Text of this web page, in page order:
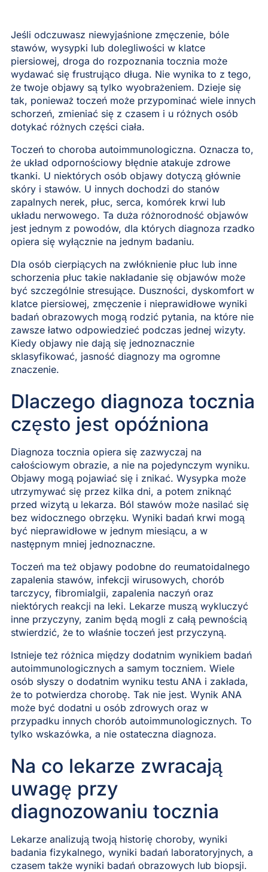
Jeśli odczuwasz niewyjaśnione zmęczenie, bóle
stawów, wysypki lub dolegliwości w klatce
piersiowej, droga do rozpoznania tocznia może
wydawać się frustrująco długa. Nie wynika to z tego,
że twoje objawy są tylko wyobrażeniem. Dzieje się
tak, ponieważ toczeń może przypominać wiele innych
schorzeń, zmieniać się z czasem i u różnych osób
dotykać różnych części ciała.
Toczeń to choroba autoimmunologiczna. Oznacza to,
że układ odpornościowy błędnie atakuje zdrowe
tkanki. U niektórych osób objawy dotyczą głównie
skóry i stawów. U innych dochodzi do stanów
zapalnych nerek, płuc, serca, komórek krwi lub
układu nerwowego. Ta duża różnorodność objawów
jest jednym z powodów, dla których diagnoza rzadko
opiera się wyłącznie na jednym badaniu.
Dla osób cierpiących na zwłóknienie płuc lub inne
schorzenia płuc takie nakładanie się objawów może
być szczególnie stresujące. Duszności, dyskomfort w
klatce piersiowej, zmęczenie i nieprawidłowe wyniki
badań obrazowych mogą rodzić pytania, na które nie
zawsze łatwo odpowiedzieć podczas jednej wizyty.
Kiedy objawy nie dają się jednoznacznie
sklasyfikować, jasność diagnozy ma ogromne
znaczenie.
Dlaczego diagnoza tocznia
często jest opóźniona
Diagnoza tocznia opiera się zazwyczaj na
całościowym obrazie, a nie na pojedynczym wyniku.
Objawy mogą pojawiać się i znikać. Wysypka może
utrzymywać się przez kilka dni, a potem zniknąć
przed wizytą u lekarza. Ból stawów może nasilać się
bez widocznego obrzęku. Wyniki badań krwi mogą
być nieprawidłowe w jednym miesiącu, a w
następnym mniej jednoznaczne.
Toczeń ma też objawy podobne do reumatoidalnego
zapalenia stawów, infekcji wirusowych, chorób
tarczycy, fibromialgii, zapalenia naczyń oraz
niektórych reakcji na leki. Lekarze muszą wykluczyć
inne przyczyny, zanim będą mogli z całą pewnością
stwierdzić, że to właśnie toczeń jest przyczyną.
Istnieje też różnica między dodatnim wynikiem badań
autoimmunologicznych a samym toczniem. Wiele
osób słyszy o dodatnim wyniku testu ANA i zakłada,
że to potwierdza chorobę. Tak nie jest. Wynik ANA
może być dodatni u osób zdrowych oraz w
przypadku innych chorób autoimmunologicznych. To
tylko wskazówka, a nie ostateczna diagnoza.
Na co lekarze zwracają
uwagę przy
diagnozowaniu tocznia
Lekarze analizują twoją historię choroby, wyniki
badania fizykalnego, wyniki badań laboratoryjnych, a
czasem także wyniki badań obrazowych lub biopsji.